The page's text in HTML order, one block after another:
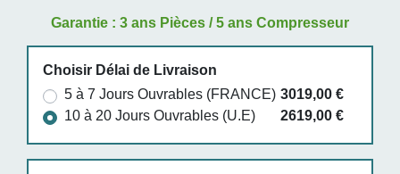
Garantie : 3 ans Pièces / 5 ans Compresseur
Choisir Délai de Livraison
5 à 7 Jours Ouvrables (FRANCE) 3019,00 €
10 à 20 Jours Ouvrables (U.E)
2619,00 €